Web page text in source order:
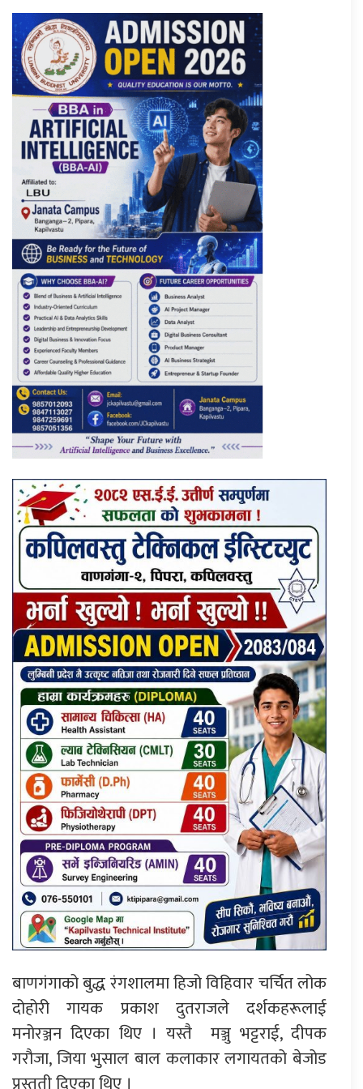
बाणगंगाको बुद्ध रंगशालमा हिजो विहिवार चर्चित लोक
दोहोरी गायक प्रकाश दुतराजले दर्शकहरूलाई
मनोरञ्जन दिएका थिए । यस्तै मञ्जु भट्टराई, दीपक
गरौजा, जिया भुसाल बाल कलाकार लगायतको बेजोड